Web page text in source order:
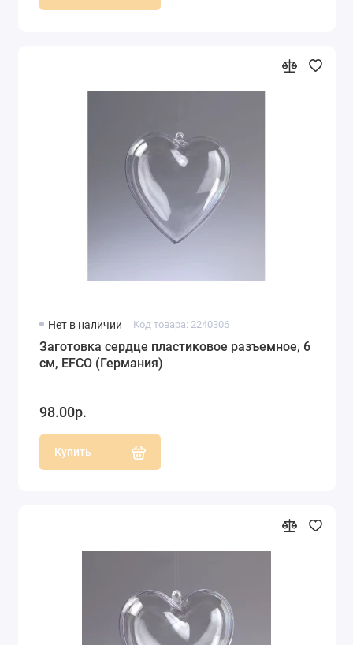
Нет в наличии Код товара: 2240306
Заготовка сердце пластиковое разъемное, 6
см, EFCO (Германия)
98.00р.
Купить